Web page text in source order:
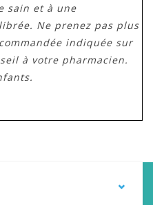
sain et à une
Ne prenez pas plus
indiquée sur
à votre pharmacien.